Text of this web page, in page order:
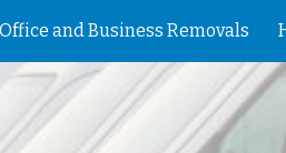
Skip to
Office and Business Removals